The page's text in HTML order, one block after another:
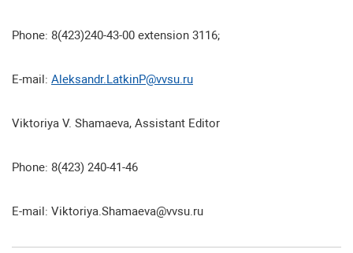
Phone: 8(423)240-43-00 extension 3116;
E-mail: Aleksandr.LatkinP@vvsu.ru
Viktoriya V. Shamaeva, Assistant Editor
Phone: 8(423) 240-41-46
E-mail: Viktoriya.Shamaeva@vvsu.ru